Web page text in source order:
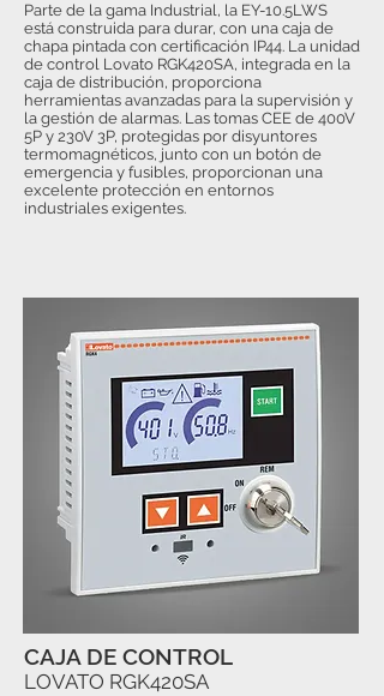
Parte de la gama Industrial, la EY-10.5LWS
está construida para durar, con una caja de
chapa pintada con certificación IP44. La unidad
de control Lovato RGK420SA, integrada en la
caja de distribución, proporciona
herramientas avanzadas para la supervisión y
la gestión de alarmas. Las tomas CEE de 400V
5P y 230V 3P, protegidas por disyuntores
termomagnéticos, junto con un botón de
emergencia y fusibles, proporcionan una
excelente protección en entornos
industriales exigentes.
CAJA DE CONTROL
LOVATO RGK420SA